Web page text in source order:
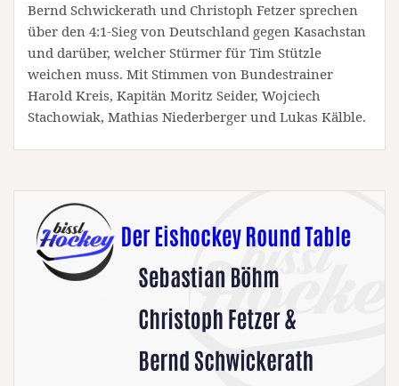
Bernd Schwickerath und Christoph Fetzer sprechen
über den 4:1-Sieg von Deutschland gegen Kasachstan
und darüber, welcher Stürmer für Tim Stützle
weichen muss. Mit Stimmen von Bundestrainer
Harold Kreis, Kapitän Moritz Seider, Wojciech
Stachowiak, Mathias Niederberger und Lukas Kälble.